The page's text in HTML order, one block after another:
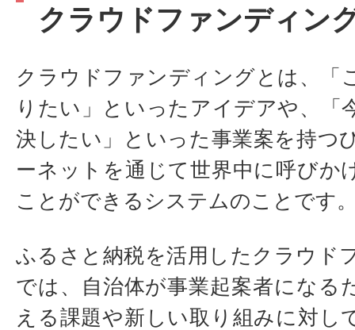
クラウドファンディン
クラウドファンディングとは、「
りたい」といったアイデアや、「
決したい」といった事業案を持つ
ーネットを通じて世界中に呼びか
ことができるシステムのことです
ふるさと納税を活用したクラウド
では、自治体が事業起案者になる
える課題や新しい取り組みに対し